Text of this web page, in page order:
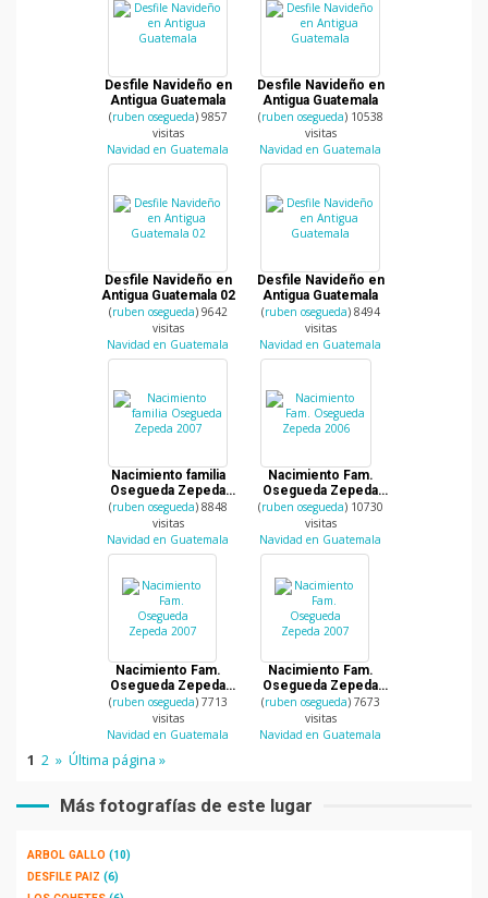
Desfile Navideño en
Antigua Guatemala
(ruben osegueda) 9857
visitas
Navidad en Guatemala
Desfile Navideño en
Antigua Guatemala
(ruben osegueda) 10538
visitas
Navidad en Guatemala
Desfile Navideño en
Antigua Guatemala 02
(ruben osegueda) 9642
visitas
Navidad en Guatemala
Desfile Navideño en
Antigua Guatemala
(ruben osegueda) 8494
visitas
Navidad en Guatemala
Nacimiento familia
Osegueda Zepeda
2007
(ruben osegueda) 8848
visitas
Navidad en Guatemala
Nacimiento Fam.
Osegueda Zepeda
2006
(ruben osegueda) 10730
visitas
Navidad en Guatemala
Nacimiento Fam.
Osegueda Zepeda
2007
(ruben osegueda) 7713
visitas
Navidad en Guatemala
Nacimiento Fam.
Osegueda Zepeda
2007
(ruben osegueda) 7673
visitas
Navidad en Guatemala
1 2 » Última página »
Más fotografías de este lugar
ARBOL GALLO (10)
DESFILE PAIZ (6)